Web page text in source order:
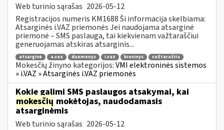
Web turinio sąrašas 2026-05-12
Registracijos numeris KM1688 Ši informacija skelbiama:
Atsarginės i.VAZ priemonės Jei naudojama atsarginė
priemonė – SMS paslauga, tai kiekvienam važtaraščiui
generuojamas atskiras atsarginis...
atsarginė a.vaz duomenys i.vaz krovinys važtaraštis
Mokesčių žinyno kategorijos:VMI elektroninės sistemos
» i.VAZ » Atsarginės i.VAZ priemonės
Kokie galimi SMS paslaugos atsakymai, kai
mokesčių mokėtojas, naudodamasis
atsarginėmis
Web turinio sąrašas 2026-05-12